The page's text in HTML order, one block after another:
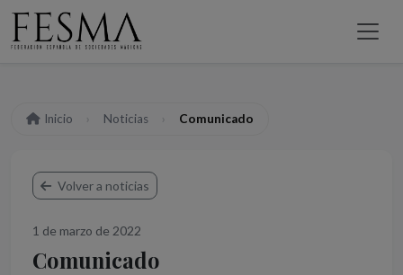
Inicio Noticias Comunicado
Volver a noticias
1 de marzo de 2022
Comunicado